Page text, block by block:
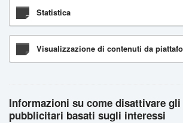
Statistica
Visualizzazione di contenuti da
Informazioni su come disattivare gli
pubblicitari basati sugli interessi